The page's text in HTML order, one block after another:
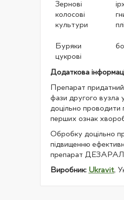
Зернові
колосові
культури
Буряки
цукрові
Додаткова
Препарат
фази другого вузла
доцільно проводити
перших ознак
Обробку доцільно
підвищенню
препарат ДЕЗАРАЛ
Виробник: Ukravit,